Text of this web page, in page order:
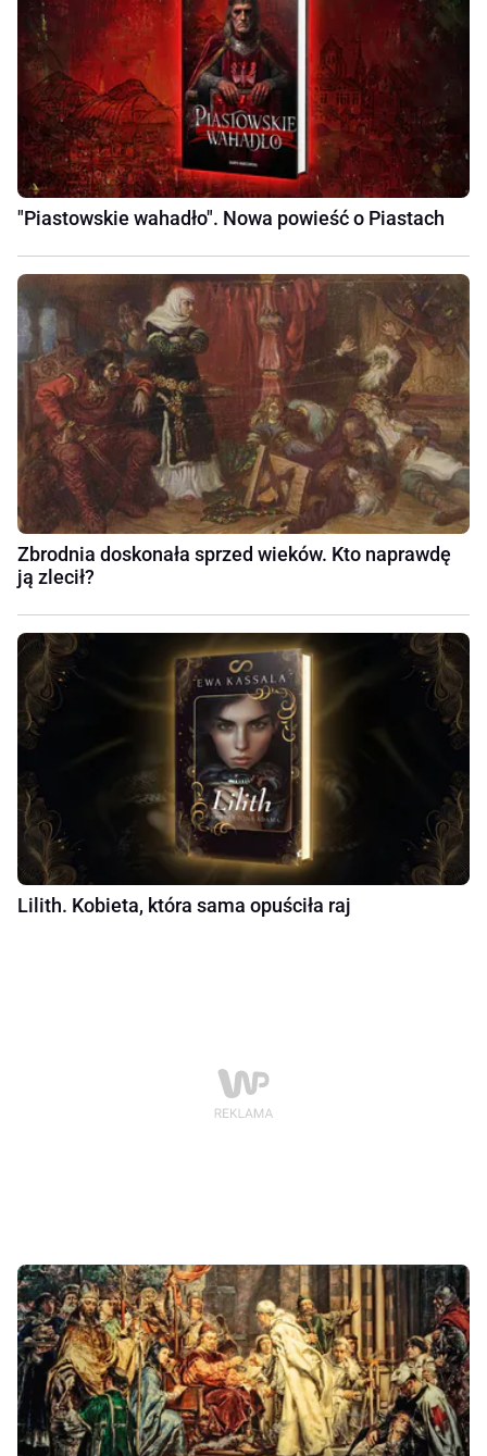
"Piastowskie wahadło". Nowa powieść o Piastach
Zbrodnia doskonała sprzed wieków. Kto naprawdę
ją zlecił?
Lilith. Kobieta, która sama opuściła raj